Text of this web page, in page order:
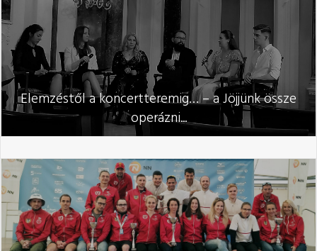
Elemzéstől a koncertteremig… – a Jöjjünk össze
operázni...